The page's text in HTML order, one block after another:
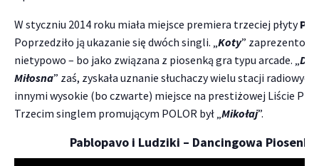
W styczniu 2014 roku miała miejsce premiera trzeciej płyty
Poprzedziło ją ukazanie się dwóch singli. „ Koty”
nietypowo – bo jako związana z piosenką gra typu arcade. „
Miłosna” zaś, zyskała uznanie słuchaczy wielu stacji
innymi wysokie (bo czwarte) miejsce na prestiżowej Liście
Trzecim singlem promującym POLOR był „ Mikołaj”.
Pablopavo i Ludziki – Dancingowa Piosenka